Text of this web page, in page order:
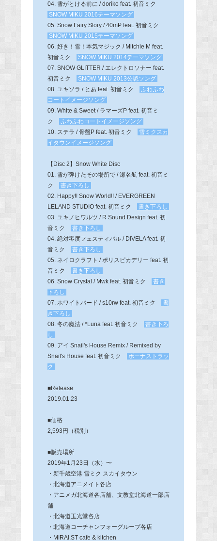
04. 雪がとける前に / doriko feat. 初音ミク
SNOW MIKU 2016テーマソング
05. Snow Fairy Story / 40mP feat. 初音ミク
SNOW MIKU 2015テーマソング
06. 好き！雪！本気マジック / Mitchie M feat.
初音ミク
SNOW MIKU 2014テーマソング
07. SNOW GLITTER / エレクトロソナー feat.
初音ミク
SNOW MIKU 2013公認ソング
08. ユキソラ / とあ feat. 初音ミク
ふわふわ
コートイメージソング
09. White & Sweet / ラマーズP feat. 初音ミ
ク
ふわふわコートイメージソング
10. ステラ / 骨盤P feat. 初音ミク
雪ミクスカ
イタウンイメージソング
【Disc 2】Snow White Disc
01. 雪が弾けたその場所で / 瀬名航 feat. 初音ミ
ク
書き下ろし
02. Happy!! Snow World!! / EVERGREEN
LELAND STUDIO feat. 初音ミク
書き下ろし
03. ユキノヒワルツ / R Sound Design feat. 初
音ミク
書き下ろし
04. 絶対零度フェスティバル / DIVELA feat. 初
音ミク
書き下ろし
05. ネイロクラフト / ポリスピカデリー feat. 初
音ミク
書き下ろし
06. Snow Crystal / Mwk feat. 初音ミク
書き
下ろし
07. ホワイトバード / s10rw feat. 初音ミク
書
き下ろし
08. 冬の魔法 / *Luna feat. 初音ミク
書き下ろ
し
09. アイ Snail's House Remix / Remixed by
Snail's House feat. 初音ミク
ボーナストラッ
ク
■Release
2019.01.23
■価格
2,593円（税別）
■販売場所
2019年1月23日（水）〜
・新千歳空港 雪ミク スカイタウン
・北海道アニメイト各店
・アニメガ北海道各店舗、文教堂北海道一部店
舗
・北海道玉光堂各店
・北海道コーチャンフォーグループ各店
・MIRAI.ST cafe & kitchen